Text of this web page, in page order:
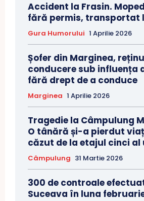
Accident la Frasin.
fără permis, transportat
Gura Humorului 1 Aprilie 2026
Șofer din Marginea,
conducere sub influența
fără drept de a conduce
Marginea 1 Aprilie 2026
Tragedie la Câmpulung
O tânără și-a pierdut
căzut de la etajul cinci al
Câmpulung 31 Martie 2026
300 de controale
Suceava în luna